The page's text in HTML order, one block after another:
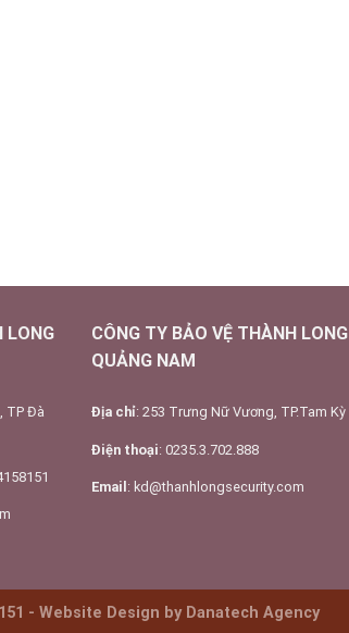
LONG
TP Đà
CÔNG TY BẢO VỆ THÀNH LONG
QUẢNG NAM
Địa chỉ: 253 Trưng Nữ Vương, TP.Tam Kỳ
Điện thoại: 0235.3.702.888
Email : kd@thanhlongsecurity.com
- Website Design by Danatech Agency